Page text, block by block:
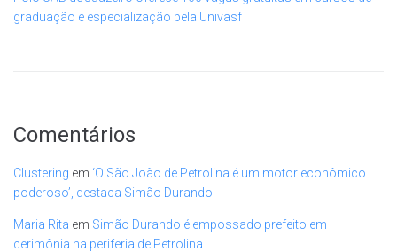
graduação e especialização pela Univasf
Comentários
Clustering em ‘O São João de Petrolina é um motor econômico
poderoso’, destaca Simão Durando
Maria Rita em Simão Durando é empossado prefeito em
cerimônia na periferia de Petrolina